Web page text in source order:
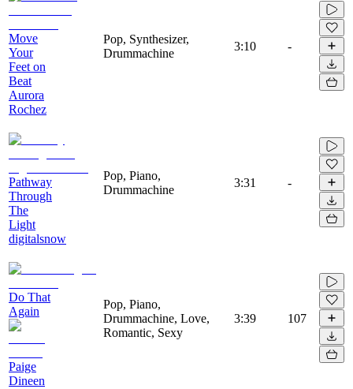
Move
Your
Feet on
Beat
Aurora
Rochez
Pop, Synthesizer,
Drummachine
3:10 -
Pathway
Through
The
Light
digitalsnow
Pop, Piano,
Drummachine
3:31 -
Do That
Again
Paige
Dineen
Pop, Piano,
Drummachine, Love,
Romantic, Sexy
3:39 107